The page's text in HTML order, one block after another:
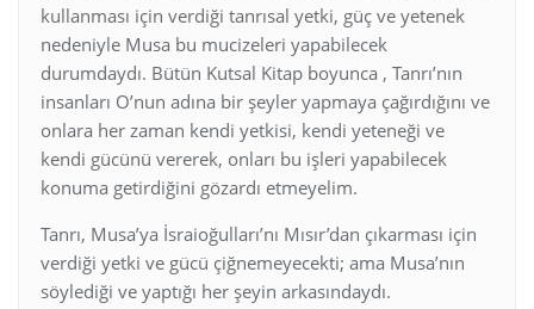
kullanması için verdiği tanrısal yetki, güç ve yetenek
nedeniyle Musa bu mucizeleri yapabilecek
durumdaydı. Bütün Kutsal Kitap boyunca , Tanrı’nın
insanları O’nun adına bir şeyler yapmaya çağırdığını ve
onlara her zaman kendi yetkisi, kendi yeteneği ve
kendi gücünü vererek, onları bu işleri yapabilecek
konuma getirdiğini gözardı etmeyelim.
Tanrı, Musa’ya İsraioğulları’nı Mısır’dan çıkarması için
verdiği yetki ve gücü çiğnemeyecekti; ama Musa’nın
söylediği ve yaptığı her şeyin arkasındaydı.